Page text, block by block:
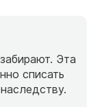
Эта
списать